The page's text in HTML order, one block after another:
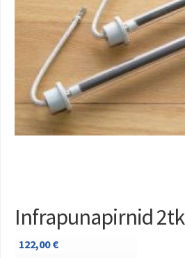
Infrapunapirnid 2tk
122,00€